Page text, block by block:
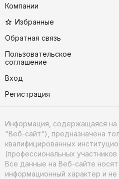
Компании
Избранные
Обратная связь
Пользовательское
соглашение
Вход
Регистрация
Информация, содержащаяся на
"Веб-сайт"), предназначена
квалифицированных
(профессиональных участников
Все данные на Веб-сайте
информационный характер и